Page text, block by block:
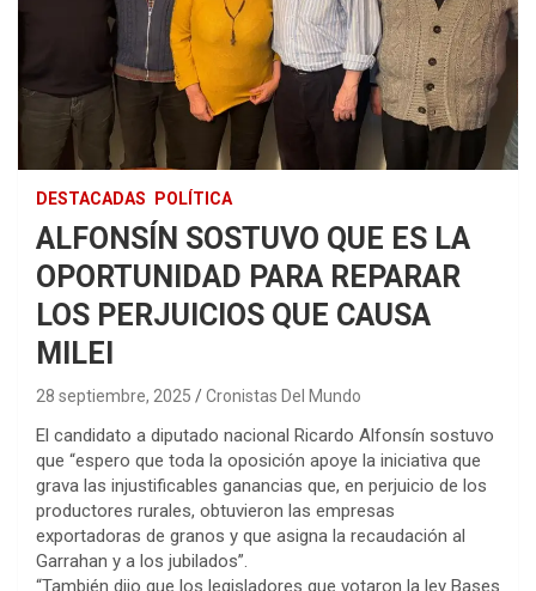
DESTACADAS POLÍTICA
ALFONSÍN SOSTUVO QUE ES LA
OPORTUNIDAD PARA REPARAR
LOS PERJUICIOS QUE CAUSA
MILEI
28 septiembre, 2025 Cronistas Del Mundo
El candidato a diputado nacional Ricardo Alfonsín sostuvo
que “espero que toda la oposición apoye la iniciativa que
grava las injustificables ganancias que, en perjuicio de los
productores rurales, obtuvieron las empresas
exportadoras de granos y que asigna la recaudación al
Garrahan y a los jubilados”.
“También dijo que los legisladores que votaron la ley Bases